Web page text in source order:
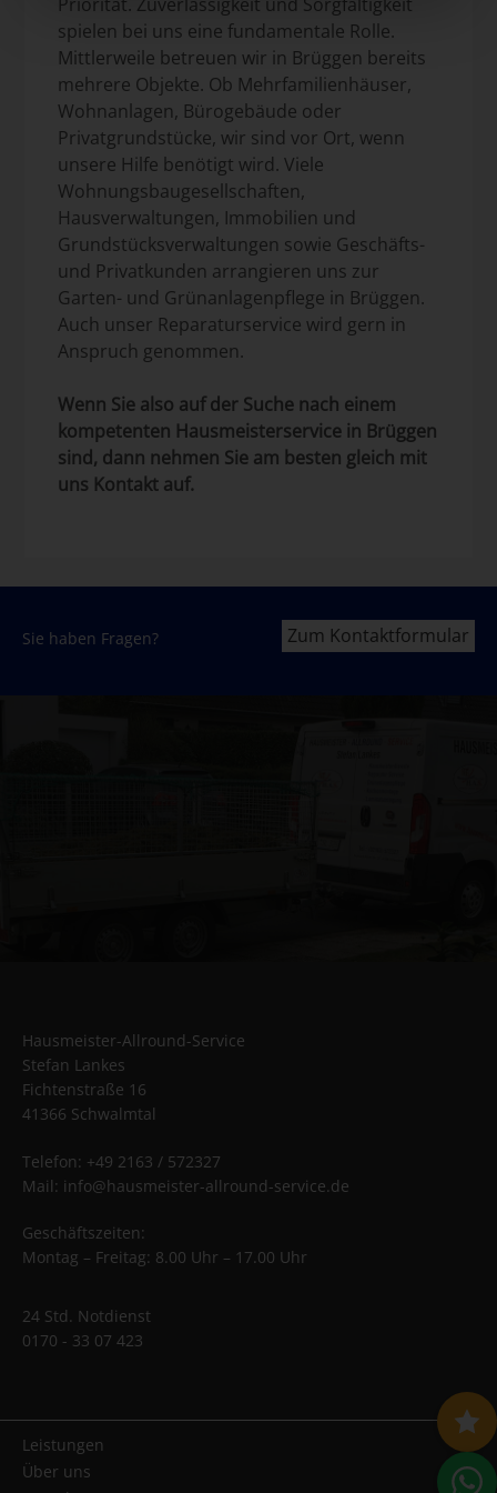
spielen bei uns eine fundamentale Rolle.
Mittlerweile betreuen wir in Brüggen bereits
mehrere Objekte. Ob Mehrfamilienhäuser,
Wohnanlagen, Bürogebäude oder
Privatgrundstücke, wir sind vor Ort, wenn
unsere Hilfe benötigt wird. Viele
Wohnungsbaugesellschaften,
Hausverwaltungen, Immobilien und
Grundstücksverwaltungen sowie Geschäfts-
und Privatkunden arrangieren uns zur
Garten- und Grünanlagenpflege in Brüggen.
Auch unser Reparaturservice wird gern in
Anspruch genommen.
Wenn Sie also auf der Suche nach einem
kompetenten Hausmeisterservice in Brüggen
sind, dann nehmen Sie am besten gleich mit
uns Kontakt auf.
Sie haben Fragen? Zum Kontaktformular
Hausmeister-Allround-Service
Stefan Lankes
Fichtenstraße 16
41366 Schwalmtal
Telefon: +49 2163 / 572327
Mail: info@hausmeister-allround-service.de
Geschäftszeiten:
Montag – Freitag: 8.00 Uhr – 17.00 Uhr
24 Std. Notdienst
0170 - 33 07 423
Leistungen
Über uns